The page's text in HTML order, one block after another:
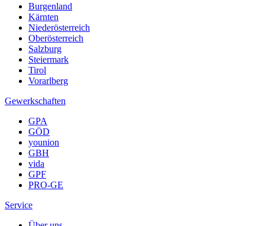
Burgenland
Kärnten
Niederösterreich
Oberösterreich
Salzburg
Steiermark
Tirol
Vorarlberg
Gewerkschaften
GPA
GÖD
younion
GBH
vida
GPF
PRO-GE
Service